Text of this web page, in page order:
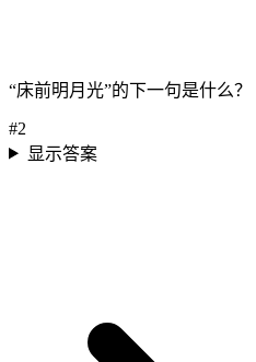
“床前明月光”的下一句是什么？
#2
显示答案